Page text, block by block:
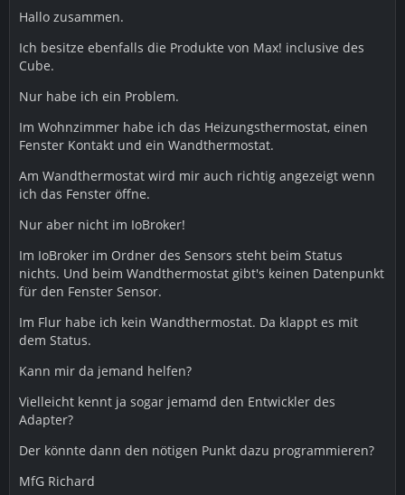
Hallo zusammen.
Ich besitze ebenfalls die Produkte von Max! inclusive des
Cube.
Nur habe ich ein Problem.
Im Wohnzimmer habe ich das Heizungsthermostat, einen
Fenster Kontakt und ein Wandthermostat.
Am Wandthermostat wird mir auch richtig angezeigt wenn
ich das Fenster öffne.
Nur aber nicht im IoBroker!
Im IoBroker im Ordner des Sensors steht beim Status
nichts. Und beim Wandthermostat gibt's keinen Datenpunkt
für den Fenster Sensor.
Im Flur habe ich kein Wandthermostat. Da klappt es mit
dem Status.
Kann mir da jemand helfen?
Vielleicht kennt ja sogar jemamd den Entwickler des
Adapter?
Der könnte dann den nötigen Punkt dazu programmieren?
MfG Richard